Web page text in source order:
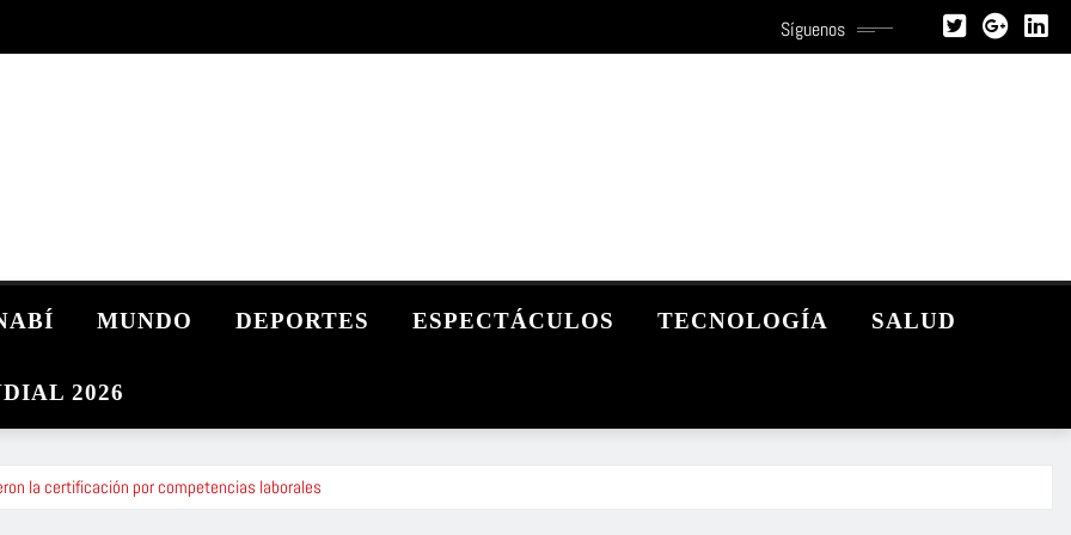
Síguenos
MUNDO DEPORTES ESPECTÁCULOS TECNOLOGÍA SALUD
2026
la certificación por competencias laborales